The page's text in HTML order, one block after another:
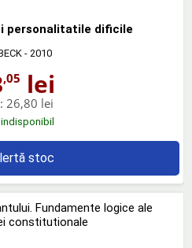
personalitatile dificile
- 2010
,05 lei
26,80 lei
stoc